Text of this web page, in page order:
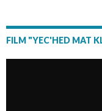
FILM "YEC'HED MAT